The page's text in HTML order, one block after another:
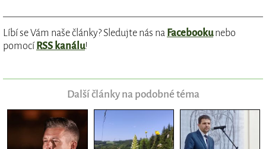
Líbí se Vám naše články? Sledujte nás na Facebookunebo
pomocíRSS kanálu!
Další články na podobné téma